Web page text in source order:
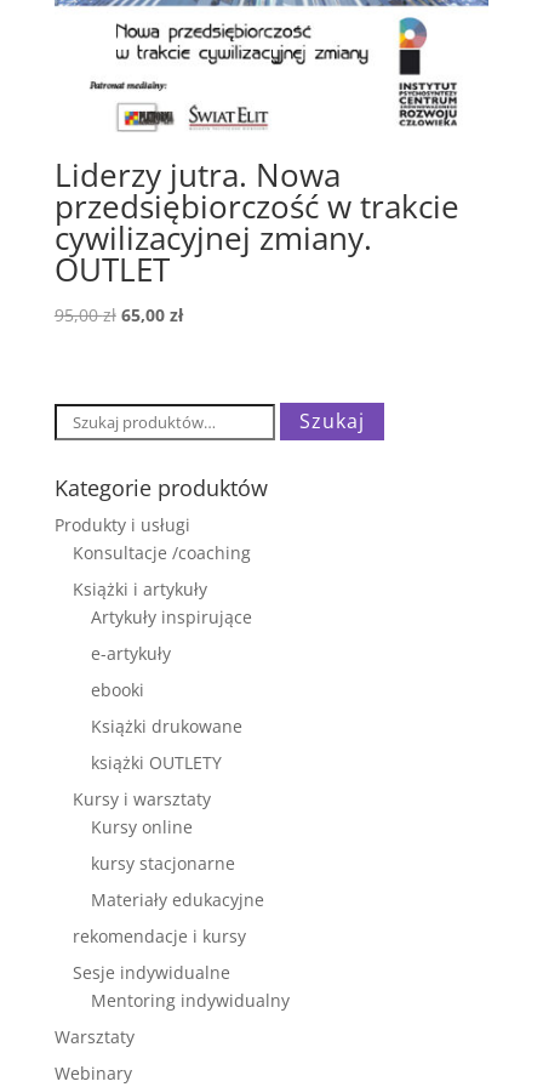
Liderzy jutra. Nowa
przedsiębiorczość w trakcie
cywilizacyjnej zmiany.
OUTLET
95,00zł Pierwotna
65,00 złAktualna
Szukaj: Szukaj
Kategorie produktów
Produkty i usługi
Konsultacje /coaching
Książki i artykuły
Artykuły inspirujące
e-artykuły
ebooki
Książki drukowane
książki OUTLETY
Kursy i warsztaty
Kursy online
kursy stacjonarne
Materiały edukacyjne
rekomendacje i kursy
Sesje indywidualne
Mentoring indywidualny
Warsztaty
Webinary